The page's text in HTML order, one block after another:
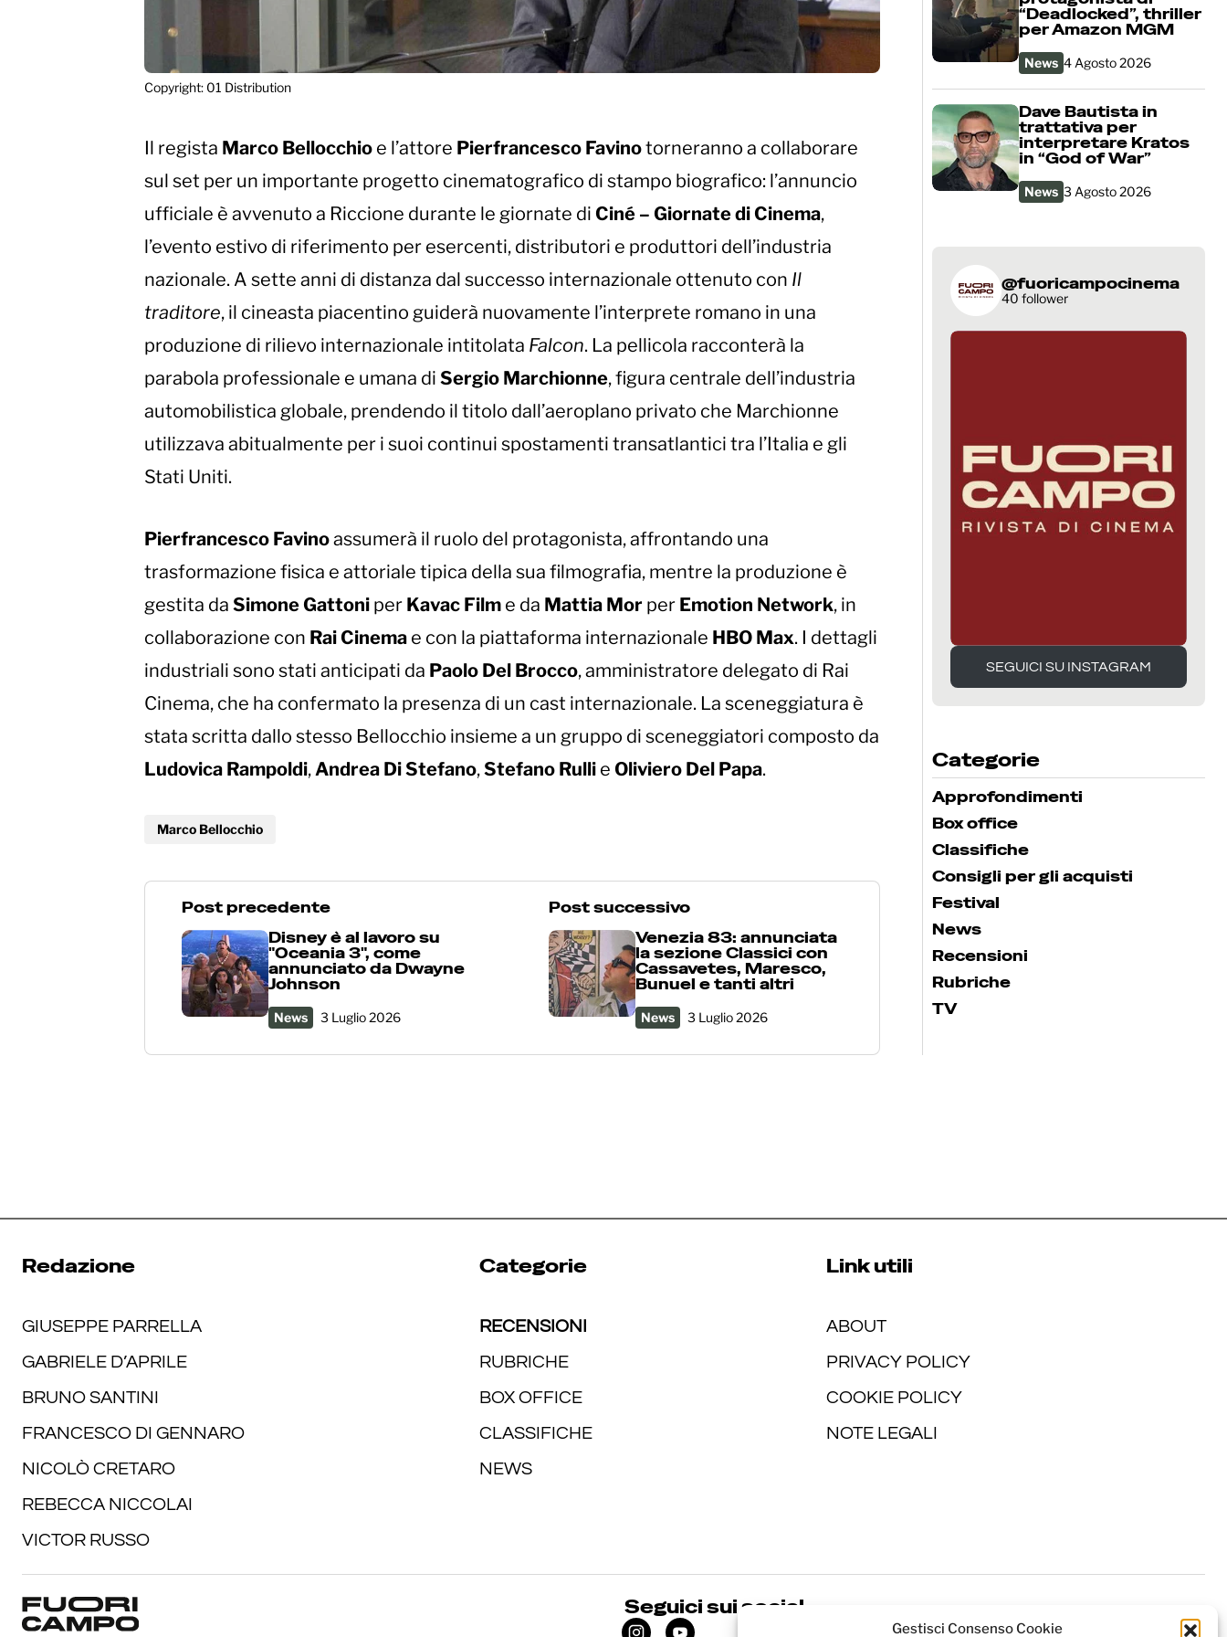
Gestisci Consenso Cookie
Copyright: 01 Distribution
Il regista Marco Bellocchio e l’attore Pierfrancesco Favinotorneranno a collaborare
sul set per un importante progetto cinematografico di stampo biografico: l’annuncio
ufficiale è avvenuto a Riccione durante le giornate di Ciné – Giornate di Cinema,
l’evento estivo di riferimento per esercenti, distributori e produttori dell’industria
nazionale. A sette anni di distanza dal successo internazionale ottenuto con Il
traditore, il cineasta piacentino guiderà nuovamente l’interprete romano in una
produzione di rilievo internazionale intitolata Falcon. La pellicola racconterà la
parabola professionale e umana di Sergio Marchionne, figura centrale dell’industria
automobilistica globale, prendendo il titolo dall’aeroplano privato che Marchionne
utilizzava abitualmente per i suoi continui spostamenti transatlantici tra l’Italia e gli
Stati Uniti.
Pierfrancesco Favinoassumerà il ruolo del protagonista, affrontando una
trasformazione fisica e attoriale tipica della sua filmografia, mentre la produzione è
gestita da Simone Gattoni per Kavac Film e da Mattia Mor per Emotion Network, in
collaborazione con Rai Cinema e con la piattaforma internazionale HBO Max. I dettagli
industriali sono stati anticipati da Paolo Del Brocco, amministratore delegato di Rai
Cinema, che ha confermato la presenza di un cast internazionale. La sceneggiatura è
stata scritta dallo stesso Bellocchio insieme a un gruppo di sceneggiatori composto da
Ludovica Rampoldi,Andrea Di Stefano,Stefano Rulli e Oliviero Del Papa.
Marco Bellocchio
Post precedente
Disney è al lavoro su
"Oceania 3", come
annunciato da Dwayne
Johnson
News 3 Luglio 2026
Post successivo
Venezia 83: annunciata
la sezione Classici con
Cassavetes, Maresco,
Bunuel e tanti altri
News 3 Luglio 2026
“Deadlocked”, thriller
per Amazon MGM
News 4 Agosto 2026
Dave Bautista in
trattativa per
interpretare Kratos
in “God of War”
News 3 Agosto 2026
@fuoricampocinema
40 follower
SEGUICI SU INSTAGRAM
SEGUICI SU INSTAGRAM
Categorie
Approfondimenti
Box office
Classifiche
Consigli per gli acquisti
Festival
News
Recensioni
Rubriche
TV
Redazione
GIUSEPPE PARRELLA
GABRIELE D’APRILE
BRUNO SANTINI
FRANCESCO DI GENNARO
NICOLÒ CRETARO
REBECCA NICCOLAI
VICTOR RUSSO
Categorie
RECENSIONI
RUBRICHE
BOX OFFICE
CLASSIFICHE
NEWS
Link utili
ABOUT
PRIVACY POLICY
COOKIE POLICY
NOTE LEGALI
Seguici sui social